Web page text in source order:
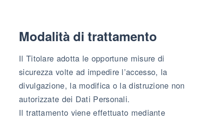
Modalità di trattamento
Il Titolare adotta le opportune misure di
sicurezza volte ad impedire l’accesso, la
divulgazione, la modifica o la distruzione non
autorizzate dei Dati Personali.
Il trattamento viene effettuato mediante